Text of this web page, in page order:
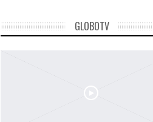
GLOBOTV